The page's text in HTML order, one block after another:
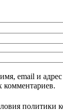
email и адрес
политики